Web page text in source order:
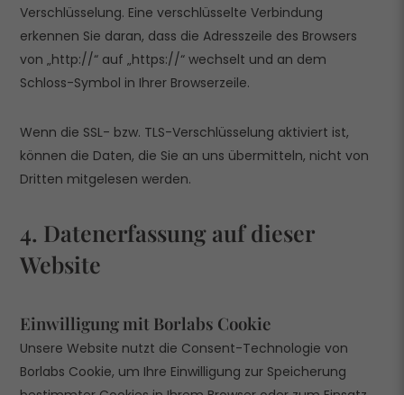
Verschlüsselung. Eine verschlüsselte Verbindung
erkennen Sie daran, dass die Adresszeile des Browsers
von „http://“ auf „https://“ wechselt und an dem
Schloss-Symbol in Ihrer Browserzeile.
Wenn die SSL- bzw. TLS-Verschlüsselung aktiviert ist,
können die Daten, die Sie an uns übermitteln, nicht von
Dritten mitgelesen werden.
4. Datenerfassung auf dieser
Website
Einwilligung mit Borlabs Cookie
Unsere Website nutzt die Consent-Technologie von
Borlabs Cookie, um Ihre Einwilligung zur Speicherung